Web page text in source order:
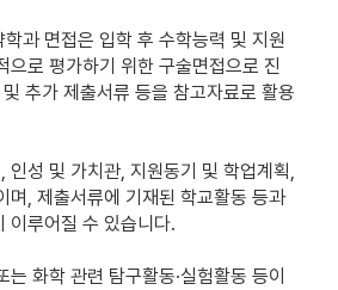
과 면접은 입학 후 수학능력 및 지원
으로 평가하기 위한 구술면접으로 진
추가 제출서류 등을 참고자료로 활용
인성 및 가치관, 지원동기 및 학업계획,
며, 제출서류에 기재된 학교활동 등과
이루어질 수 있습니다.
화학 관련 탐구활동·실험활동 등이